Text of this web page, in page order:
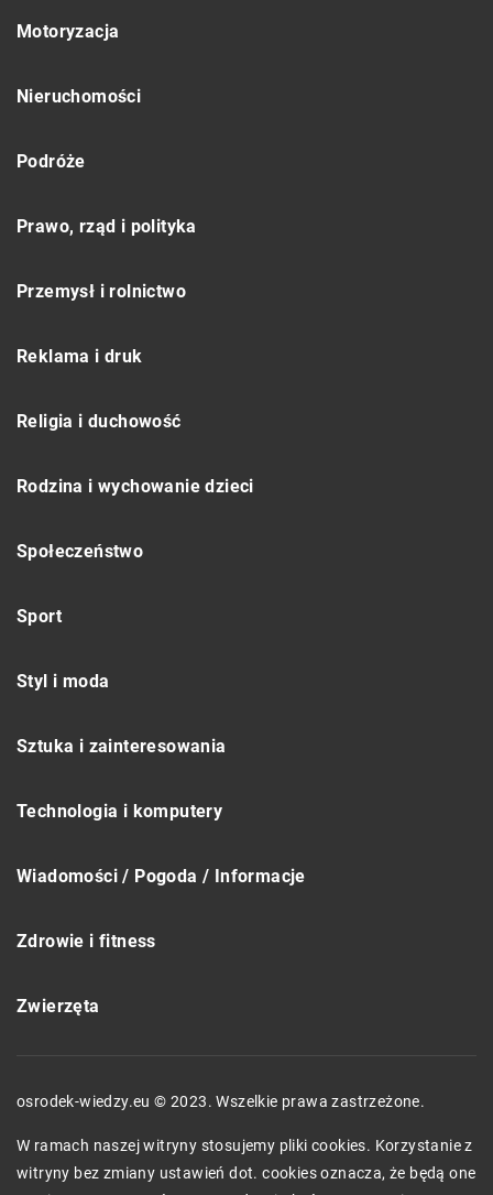
Motoryzacja
Nieruchomości
Podróże
Prawo, rząd i polityka
Przemysł i rolnictwo
Reklama i druk
Religia i duchowość
Rodzina i wychowanie dzieci
Społeczeństwo
Sport
Styl i moda
Sztuka i zainteresowania
Technologia i komputery
Wiadomości / Pogoda / Informacje
Zdrowie i fitness
Zwierzęta
osrodek-wiedzy.eu © 2023. Wszelkie prawa zastrzeżone.
W ramach naszej witryny stosujemy pliki cookies. Korzystanie z
witryny bez zmiany ustawień dot. cookies oznacza, że będą one